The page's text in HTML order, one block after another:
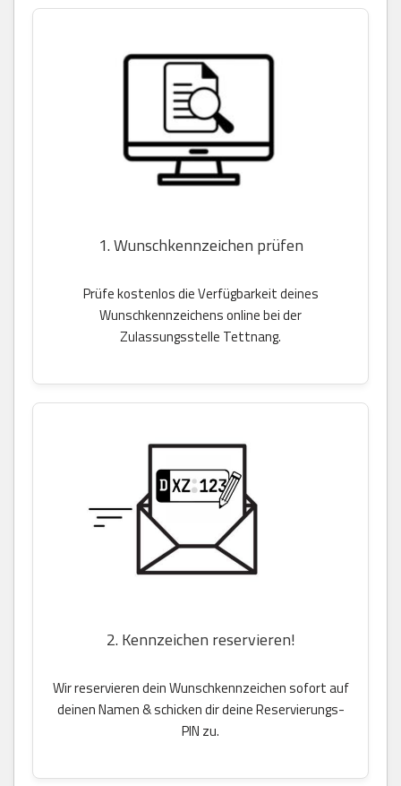
1. Wunschkennzeichen prüfen
Prüfe kostenlos die Verfügbarkeit deines
Wunschkennzeichens online bei der
Zulassungsstelle Tettnang.
2. Kennzeichen reservieren!
Wir reservieren dein Wunschkennzeichen sofort auf
deinen Namen & schicken dir deine Reservierungs-
PIN zu.